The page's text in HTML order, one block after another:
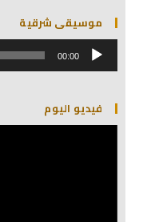
موسيقى شرقية
مشغل
الصوت 00:00
فيديو اليوم
مشغل